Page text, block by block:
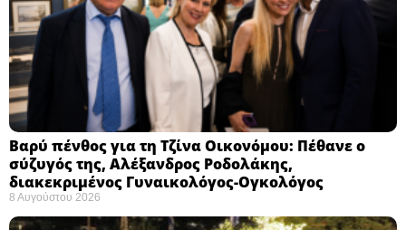
Βαρύ πένθος για τη Τζίνα Οικονόμου: Πέθανε ο
σύζυγός της, Αλέξανδρος Ροδολάκης,
διακεκριμένος Γυναικολόγος-Ογκολόγος
8 Αυγούστου 2026